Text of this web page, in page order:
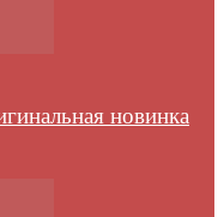
новинка